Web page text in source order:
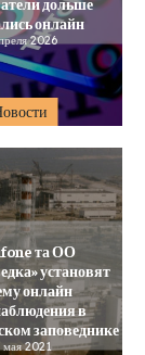
онлайн
2026
та ОО
установят
онлайн
в
заповеднике
мая 2021